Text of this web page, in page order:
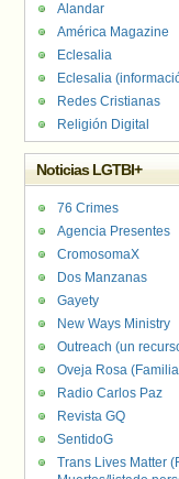
Alandar
América Magazine
Eclesalia
Eclesalia
Redes Cristianas
Religión Digital
Noticias LGTBI+
76 Crimes
Agencia Presentes
CromosomaX
Dos Manzanas
Gayety
New Ways Ministry
Outreach (un
Oveja Rosa
Radio Carlos Paz
Revista GQ
SentidoG
Trans Lives Matter